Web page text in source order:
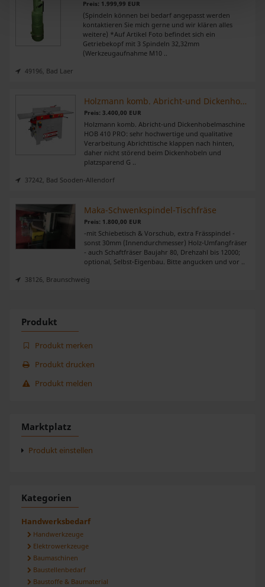
verarbeitet werden, und legen Sie Ihre Präferenzen im
Abschnitt Einzelheiten fest.
Wir verwenden Cookies, um Inhalte und Anzeigen zu
zu können und die Zugriffe auf unsere Website zu
Verwendung unserer Website an unsere Partner für
soziale Medien, Werbung und Analysen weiter. Unsere
Partner führen diese Informationen möglicherweise mit
weiteren Daten zusammen, die Sie ihnen bereitgestellt
haben oder die sie im Rahmen Ihrer Nutzung der Dienste
gesammelt haben.
Preis: 1.999,99 EUR
(Spindeln können bei bedarf angepasst werden
kontaktieren Sie mich gerne und wir klären alles
weitere) *Auf Artikel Foto befindet sich ein
Getriebekopf mit 3 Spindeln 32,32mm
(Werkzeugaufnahme M10 ..
49196, Bad Laer
Holzmann komb. Abricht-und Dickenhobelmaschine HOB 410 PRO
Preis: 3.400,00 EUR
Holzmann komb. Abricht-und Dickenhobelmaschine
HOB 410 PRO: sehr hochwertige und qualitative
Verarbeitung Abrichttische klappen nach hinten,
daher nicht störend beim Dickenhobeln und
platzsparend G ..
37242, Bad Sooden-Allendorf
Maka-Schwenkspindel-Tischfräse
Preis: 1.800,00 EUR
-mit Schiebetisch & Vorschub, extra Frässpindel -
sonst 30mm (Innendurchmesser) Holz-Umfangfräser
- auch Schaftfräser Baujahr 80, Drehzahl bis 12000;
optional, Selbst-Eigenbau. Bitte angucken und vor ..
38126, Braunschweig
Produkt
Produkt merken
Produkt drucken
Produkt melden
Marktplatz
Produkt einstellen
Kategorien
Handwerksbedarf
Handwerkzeuge
Elektrowerkzeuge
Baumaschinen
Baustellenbedarf
Baustoffe & Baumaterial